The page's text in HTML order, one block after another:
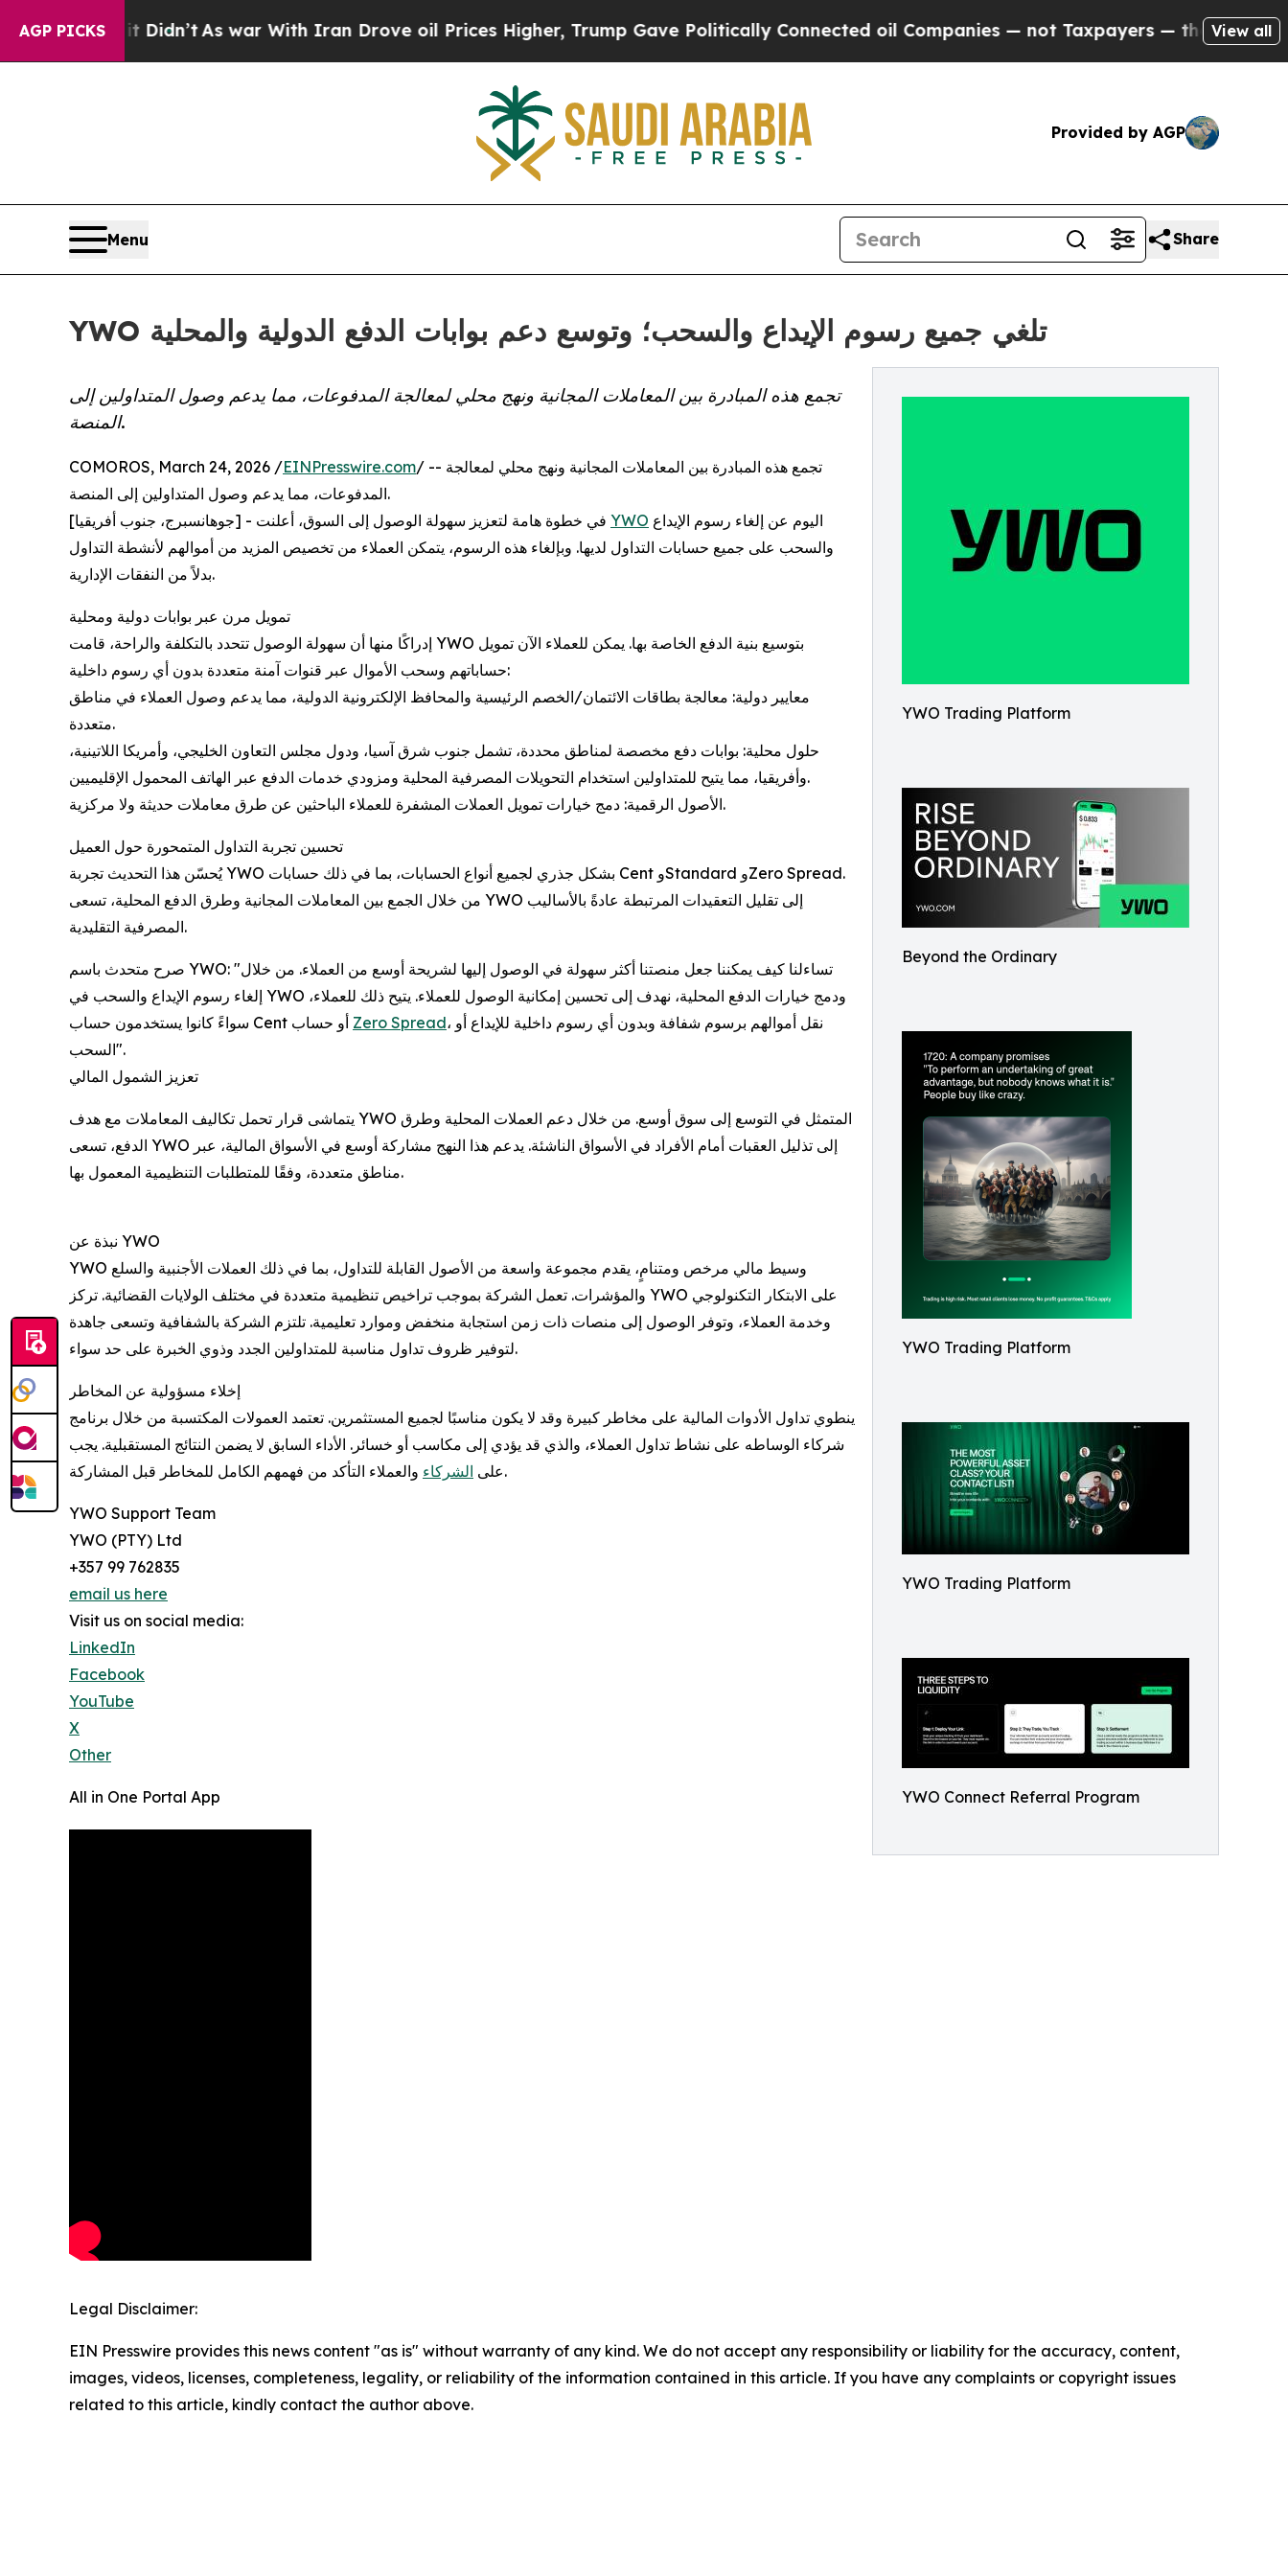
AGP PICKS
it Didn’t As war With Iran Drove oil Prices Higher, Trump Gave Politically Connected oil Companies — not Taxpayers — the Chance to Cash
View all
Provided by AGP
Menu Share
YWO تلغي جميع رسوم الإيداع والسحب؛ وتوسع دعم بوابات الدفع الدولية والمحلية
YWO Trading Platform
Beyond the Ordinary
YWO Trading Platform
YWO Trading Platform
YWO Connect Referral Program
تجمع هذه المبادرة بين المعاملات المجانية ونهج محلي لمعالجة المدفوعات، مما يدعم وصول المتداولين إلى
المنصة.
COMOROS, March 24, 2026 /EINPresswire.com/ -- تجمع هذه المبادرة بين المعاملات المجانية ونهج محلي لمعالجة
المدفوعات، مما يدعم وصول المتداولين إلى المنصة.
YWO
والسحب على جميع حسابات التداول لديها. وبإلغاء هذه الرسوم، يتمكن العملاء من تخصيص المزيد من أموالهم لأنشطة التداول
بدلاً من النفقات الإدارية.
تمويل مرن عبر بوابات دولية ومحلية
إدراكًا منها أن سهولة الوصول تتحدد بالتكلفة والراحة، قامت YWO بتوسيع بنية الدفع الخاصة بها. يمكن للعملاء الآن تمويل
حساباتهم وسحب الأموال عبر قنوات آمنة متعددة بدون أي رسوم داخلية:
معايير دولية: معالجة بطاقات الائتمان/الخصم الرئيسية والمحافظ الإلكترونية الدولية، مما يدعم وصول العملاء في مناطق
متعددة.
حلول محلية: بوابات دفع مخصصة لمناطق محددة، تشمل جنوب شرق آسيا، ودول مجلس التعاون الخليجي، وأمريكا اللاتينية،
وأفريقيا، مما يتيح للمتداولين استخدام التحويلات المصرفية المحلية ومزودي خدمات الدفع عبر الهاتف المحمول الإقليميين.
الأصول الرقمية: دمج خيارات تمويل العملات المشفرة للعملاء الباحثين عن طرق معاملات حديثة ولا مركزية.
تحسين تجربة التداول المتمحورة حول العميل
يُحسّن هذا التحديث تجربة YWO بشكل جذري لجميع أنواع الحسابات، بما في ذلك حسابات Cent وStandard وZero Spread.
من خلال الجمع بين المعاملات المجانية وطرق الدفع المحلية، تسعى YWO إلى تقليل التعقيدات المرتبطة عادةً بالأساليب
المصرفية التقليدية.
صرح متحدث باسم YWO: "تساءلنا كيف يمكننا جعل منصتنا أكثر سهولة في الوصول إليها لشريحة أوسع من العملاء. من خلال
إلغاء رسوم الإيداع والسحب في YWO ودمج خيارات الدفع المحلية، نهدف إلى تحسين إمكانية الوصول للعملاء. يتيح ذلك للعملاء،
Zero Spread، نقل أموالهم برسوم شفافة وبدون أي رسوم داخلية للإيداع أو
السحب".
تعزيز الشمول المالي
يتماشى قرار تحمل تكاليف المعاملات مع هدف YWO المتمثل في التوسع إلى سوق أوسع. من خلال دعم العملات المحلية وطرق
الدفع، تسعى YWO إلى تذليل العقبات أمام الأفراد في الأسواق الناشئة. يدعم هذا النهج مشاركة أوسع في الأسواق المالية، عبر
مناطق متعددة، وفقًا للمتطلبات التنظيمية المعمول بها.
نبذة عن YWO
YWO وسيط مالي مرخص ومتنامٍ، يقدم مجموعة واسعة من الأصول القابلة للتداول، بما في ذلك العملات الأجنبية والسلع
والمؤشرات. تعمل الشركة بموجب تراخيص تنظيمية متعددة في مختلف الولايات القضائية. تركز YWO على الابتكار التكنولوجي
وخدمة العملاء، وتوفر الوصول إلى منصات ذات زمن استجابة منخفض وموارد تعليمية. تلتزم الشركة بالشفافية وتسعى جاهدة
لتوفير ظروف تداول مناسبة للمتداولين الجدد وذوي الخبرة على حد سواء.
إخلاء مسؤولية عن المخاطر
ينطوي تداول الأدوات المالية على مخاطر كبيرة وقد لا يكون مناسبًا لجميع المستثمرين. تعتمد العمولات المكتسبة من خلال برنامج
شركاء الوساطه على نشاط تداول العملاء، والذي قد يؤدي إلى مكاسب أو خسائر. الأداء السابق لا يضمن النتائج المستقبلية. يجب
على الشركاء والعملاء التأكد من فهمهم الكامل للمخاطر قبل المشاركة.
YWO Support Team
YWO (PTY) Ltd
+357 99 762835
email us here
Visit us on social media:
LinkedIn
Facebook
YouTube
X
Other
All in One Portal App
Legal Disclaimer:
EIN Presswire provides this news content "as is" without warranty of any kind. We do not accept any responsibility or liability for the accuracy, content,
images, videos, licenses, completeness, legality, or reliability of the information contained in this article. If you have any complaints or copyright issues
related to this article, kindly contact the author above.